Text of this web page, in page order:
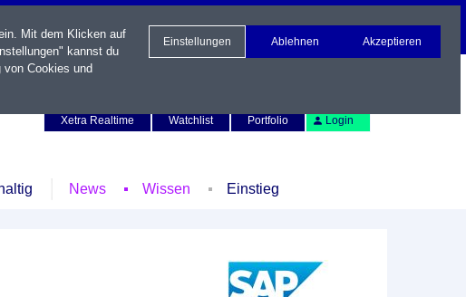
Xetra Realtime
Watchlist Portfolio Login
News Wissen Einstieg
Mit dem Klicken auf
kannst du
von Cookies und
Einstellungen Ablehnen Akzeptieren